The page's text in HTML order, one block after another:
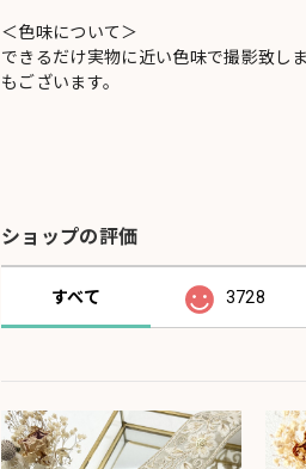
＜色味について＞
できるだけ実物に近い色味で撮影致し
もございます。
ショップの評価
すべて 3728